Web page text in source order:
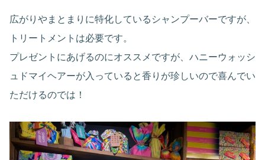
広がりやまとまりに特化しているシャンプーバーですが、
トリートメントは必要です。
プレゼントにあげるのにオススメですが、ハニーウォッシ
ュドマイヘアーが入っていると香りが珍しいので喜んでい
ただけるのでは！